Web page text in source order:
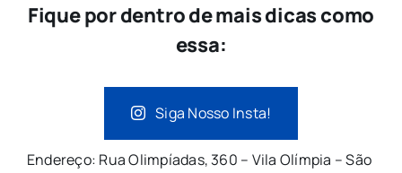
Fique por dentro de mais dicas como
essa:
Siga Nosso Insta!
Endereço: Rua Olimpíadas, 360 – Vila Olímpia – São